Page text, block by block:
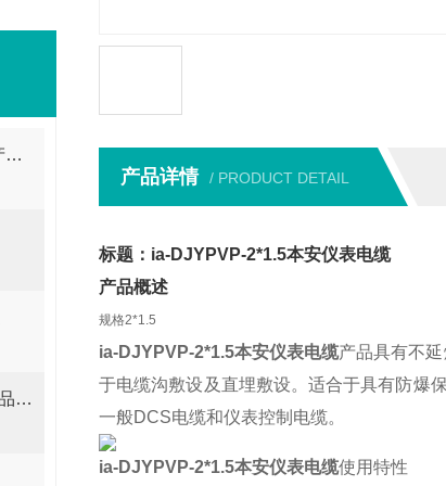
WDZ-YJGFP22-3KV高绝缘电缆产品介绍
ZR-KX-HS-FFRP补偿导线厂家产品性能
产品详情 / PRODUCT DETAIL
标题：ia-DJYPVP-2*1.5本安仪表电缆
产品概述
规格2*1.5
ia-DJYPVP-2*1.5本安仪表电缆产品具有不
于电缆沟敷设及直埋敷设。适合于具有防爆
一般DCS电缆和仪表控制电缆。
ia-DJYPVP-2*1.5本安仪表电缆使用特性